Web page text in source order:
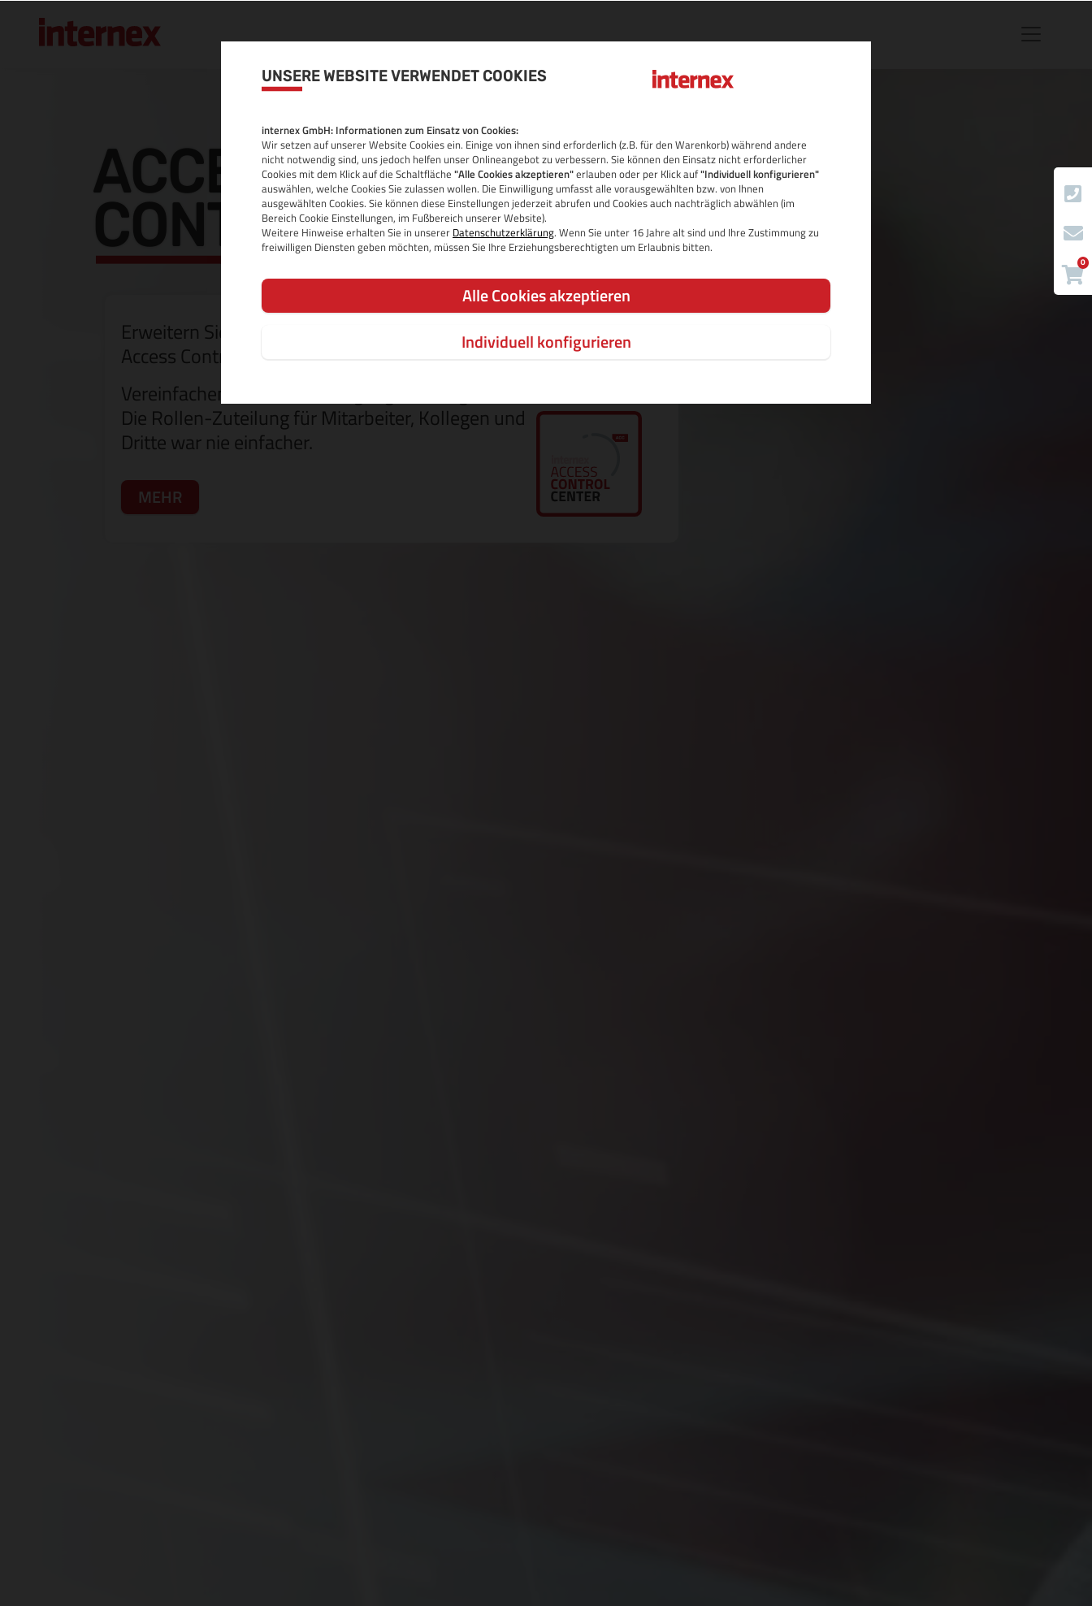
UNSERE WEBSITE VERWENDET COOKIES
internex GmbH: Informationen zum Einsatz von Cookies:
Wir setzen auf unserer Website Cookies ein. Einige von ihnen sind erforderlich (z.B. für den Warenkorb) während andere
nicht notwendig sind, uns jedoch helfen unser Onlineangebot zu verbessern. Sie können den Einsatz nicht erforderlicher
Cookies mit dem Klick auf die Schaltfläche "Alle Cookies akzeptieren"erlauben oder per Klick auf"Individuell konfigurieren"
auswählen, welche Cookies Sie zulassen wollen. Die Einwilligung umfasst alle vorausgewählten bzw. von Ihnen
ausgewählten Cookies. Sie können diese Einstellungen jederzeit abrufen und Cookies auch nachträglich abwählen (im
Bereich Cookie Einstellungen, im Fußbereich unserer Website).
Weitere Hinweise erhalten Sie in unserer Datenschutzerklärung. Wenn Sie unter 16 Jahre alt sind und Ihre Zustimmung zu
freiwilligen Diensten geben möchten, müssen Sie Ihre Erziehungsberechtigten um Erlaubnis bitten.
Alle Cookies akzeptieren
Individuell konfigurieren
0
ACCESS
CONTROL
Erweitern Sie Ihr internes Kontrollsystem mit dem
Access Control Center von internex.
Vereinfachen Sie Ihr Berechtigungs-Management.
Die Rollen-Zuteilung für Mitarbeiter, Kollegen und
Dritte war nie einfacher.
MEHR